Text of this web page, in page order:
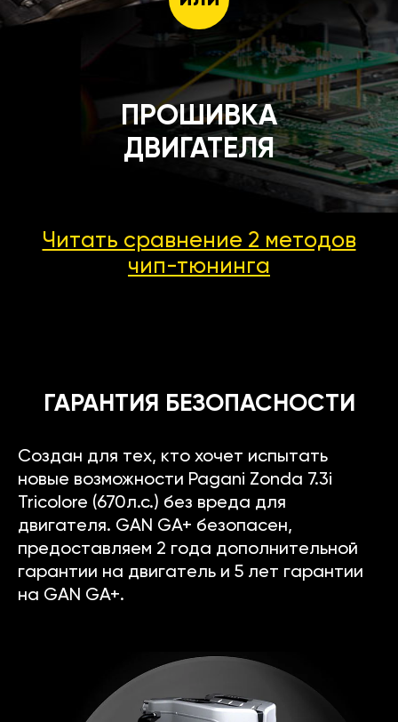
ПРОШИВКА
ДВИГАТЕЛЯ
Читать сравнение 2 методов
чип-тюнинга
ГАРАНТИЯ БЕЗОПАСНОСТИ
Создан для тех, кто хочет испытать
новые возможности Pagani Zonda 7.3i
Tricolore (670л.с.) без вреда для
двигателя. GAN GA+ безопасен,
предоставляем 2 года дополнительной
гарантии на двигатель и 5 лет гарантии
на GAN GA+.